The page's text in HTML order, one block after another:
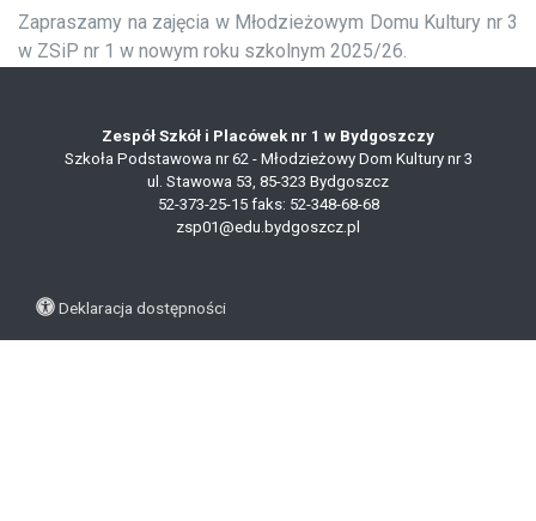
Zapraszamy na zajęcia w Młodzieżowym Domu Kultury nr 3
w ZSiP nr 1 w nowym roku szkolnym 2025/26.
Zespół Szkół i Placówek nr 1 w Bydgoszczy
Szkoła Podstawowa nr 62 - Młodzieżowy Dom Kultury nr 3
ul. Stawowa 53, 85-323 Bydgoszcz
52-373-25-15faks: 52-348-68-68
zsp01@edu.bydgoszcz.pl
Deklaracja dostępności